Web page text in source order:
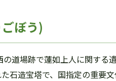
ぼう)
の道場跡で蓮如上人に関す
石造宝塔で、国指定の重要